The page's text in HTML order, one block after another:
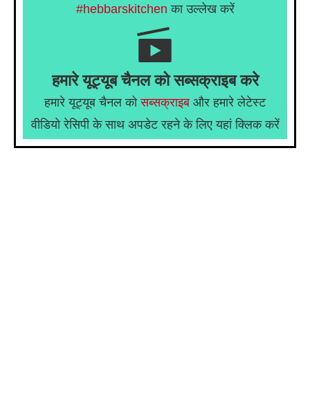
#hebbarskitchen का उल्लेख करें
हमारे यूट्यूब चैनल को सब्सक्राइब करे
हमारे यूट्यूब चैनल कोसब्सक्राइब और हमारे लेटेस्ट
वीडियो रेसिपी के साथ अपडेट रहने के लिए यहां क्लिक करें